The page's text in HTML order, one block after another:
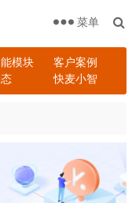
模块
客户案例
快麦小智
菜单